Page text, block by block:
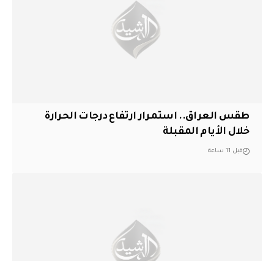
طقس العراق.. استمرار ارتفاع درجات الحرارة
خلال الأيام المقبلة
قبل 11 ساعة